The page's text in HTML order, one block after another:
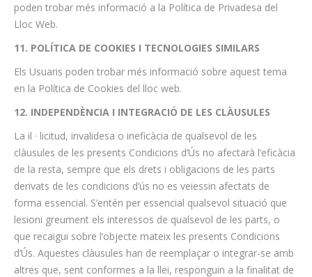
poden trobar més informació a la Política de Privadesa del
Lloc Web.
11. POLÍTICA DE COOKIES I TECNOLOGIES SIMILARS
Els Usuaris poden trobar més informació sobre aquest tema
en la Política de Cookies del lloc web.
12. INDEPENDÈNCIA I INTEGRACIÓ DE LES CLÀUSULES
La il · licitud, invalidesa o ineficàcia de qualsevol de les
clàusules de les presents Condicions d’Ús no afectarà l’eficàcia
de la resta, sempre que els drets i obligacions de les parts
derivats de les condicions d’ús no es veiessin afectats de
forma essencial. S’entén per essencial qualsevol situació que
lesioni greument els interessos de qualsevol de les parts, o
que recaigui sobre l’objecte mateix les presents Condicions
d’Ús. Aquestes clàusules han de reemplaçar o integrar-se amb
altres que, sent conformes a la llei, responguin a la finalitat de